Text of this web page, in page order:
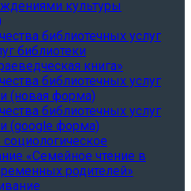
культуры
библиотечных услуг
библиотеки
книга»
библиотечных услуг
(новая форма)
библиотечных услуг
(google форма)
«Семейное чтение в
родителей»